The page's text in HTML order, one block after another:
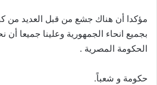
مؤكدا أن هناك جشع من قبل العديد من
بجميع انحاء الجمهورية وعلينا جميعا أن
الحكومة المصرية .
حكومة و شعباً.